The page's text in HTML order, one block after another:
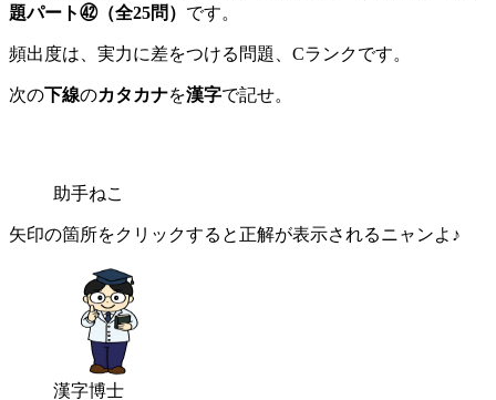
題パート㊷（全25問） です。
頻出度は、実力に差をつける問題、Cランクです。
次の下線のカタカナを漢字で記せ。
助手ねこ
矢印の箇所をクリックすると正解が表示されるニャンよ♪
漢字博士